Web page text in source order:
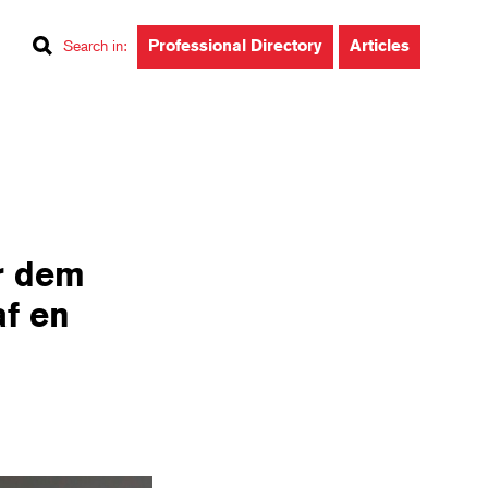
Search in: Professional Directory Articles
dem
en